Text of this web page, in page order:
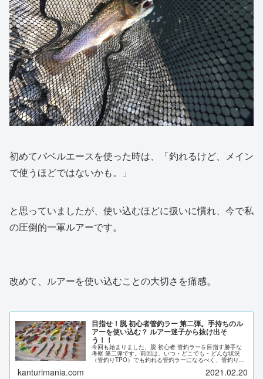
初めてバベルエースを使った時は、「釣れるけど、メイン
で使うほどではないかも。」
と思っていましたが、使い込むほどに扱いに慣れ、今で私
の圧倒的一軍ルアーです。
改めて、ルアーを使い込むことの大切さを痛感。
目指せ！脱 初心者管釣ラー 第二弾。手持ちのル
アーを使い込む？ ルアー迷子から抜け出そ
う！！
今回も始まりました、脱 初心者 管釣ラーを目指す勝手な
考察 第二弾です。前回は、いつ・どこでも・どんな状況
（管釣りTPO）でも釣れる管釣ラーになるべく、管釣りに
おける引き出しについて考えてみました。第二弾は、ルア
ー迷子についてツラツラと。。優しい気持ちでどうぞ！！
kanturimania.com 2021.02.20